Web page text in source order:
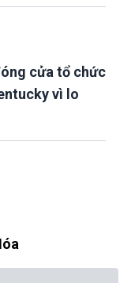
cửa tổ chức
vì lo